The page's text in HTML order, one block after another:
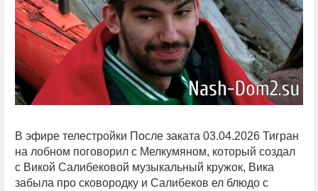
В эфире телестройки После заката 03.04.2026 Тигран
на лобном поговорил с Мелкумяном, который создал
с Викой Салибековой музыкальный кружок, Вика
забыла про сковородку и Салибеков ел блюдо с